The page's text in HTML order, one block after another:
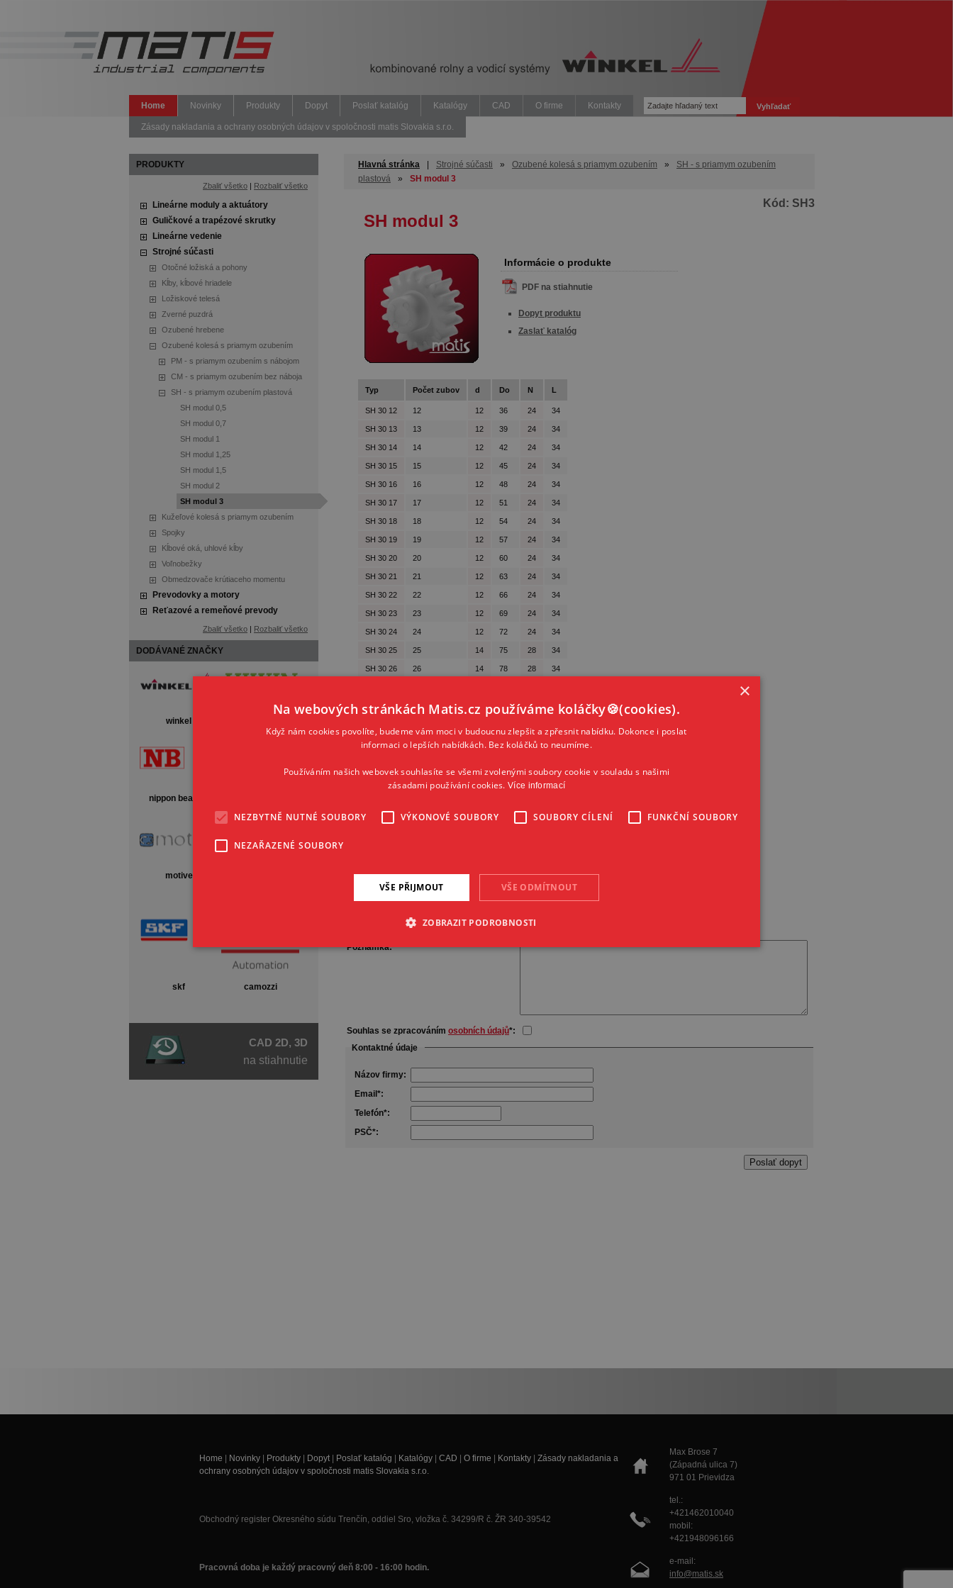
Home Novinky Produkty Dopyt Poslať katalóg Katalógy CAD O firme Kontakty
Zásady nakladania a ochrany osobných údajov v spoločnosti matis Slovakia s.r.o.
PRODUKTY
Zbaliť všetko | Rozbaliť všetko
Lineárne moduly a aktuátory
Guličkové a trapézové skrutky
Lineárne vedenie
Strojné súčasti
Otočné ložiská a pohony
Kĺby, kĺbové hriadele
Ložiskové telesá
Zverné puzdrá
Ozubené hrebene
Ozubené kolesá s priamym ozubením
PM - s priamym ozubením s nábojom
CM - s priamym ozubením bez náboja
SH - s priamym ozubením plastová
SH modul 0,5
SH modul 0,7
SH modul 1
SH modul 1,25
SH modul 1,5
SH modul 2
SH modul 3
Kužeľové kolesá s priamym ozubením
Spojky
Kĺbové oká, uhlové kĺby
Voľnobežky
Obmedzovače krútiaceho momentu
Prevodovky a motory
Reťazové a remeňové prevody
Zbaliť všetko | Rozbaliť všetko
DODÁVANÉ ZNAČKY
winkel
nippon bearing
motive
skf camozzi
CAD 2D, 3D
na stiahnutie
Hlavná stránka | Strojné súčasti » Ozubené kolesá s priamym ozubením »
SH - s priamym ozubením
plastová
» SH modul 3
Kód: SH3
SH modul 3
Informácie o produkte
PDF na stiahnutie
Dopyt produktu
Zaslať katalóg
Typ Počet zubov d Do N L
SH 30 12 12 12 36 24 34
SH 30 13 13 12 39 24 34
SH 30 14 14 12 42 24 34
SH 30 15 15 12 45 24 34
SH 30 16 16 12 48 24 34
SH 30 17 17 12 51 24 34
SH 30 18 18 12 54 24 34
SH 30 19 19 12 57 24 34
SH 30 20 20 12 60 24 34
SH 30 21 21 12 63 24 34
SH 30 22 22 12 66 24 34
SH 30 23 23 12 69 24 34
SH 30 24 24 12 72 24 34
SH 30 25 25 14 75 28 34
SH 30 26 26 14 78 28 34
SH 30 28 28 14 84 28 34
SH 30 32 32 16 96 32 34
105 34
SH 30 40 40 16 32 34
Názov produktu*:
Poznámka:
Souhlas se zpracováním osobních údajů*:
Kontaktné údaje
Názov firmy:
Email*:
Telefón*:
PSČ*:
Home Novinky Produkty Dopyt| Poslať katalóg Katalógy CAD O firme Kontakty
Zásady nakladania a
ochrany osobných údajov v spoločnosti matis Slovakia s.r.o.
Max Brose 7
(Západná ulica 7)
971 01 Prievidza
Obchodný register Okresného súdu Trenčín, oddiel Sro, vložka č. 34299/R č. ŽR 340-39542
tel.:
+421462010040
mobil:
+421948096166
Pracovná doba je každý pracovný deň 8:00 - 16:00 hodin.
e-mail:
info@matis.sk
×
Na webových stránkách Matis.cz používáme koláčky🍪(cookies).
Když nám cookies povolíte, budeme vám moci v budoucnu zlepšit a zpřesnit nabídku. Dokonce i poslat
informaci o lepších nabídkách. Bez koláčků to neumíme.
Používáním našich webovek souhlasíte se všemi zvolenými soubory cookie v souladu s našimi
zásadami používání cookies.Více informací
NEZBYTNĚ NUTNÉ SOUBORY VÝKONOVÉ SOUBORY SOUBORY CÍLENÍ FUNKČNÍ SOUBORY
NEZAŘAZENÉ SOUBORY
VŠE PŘIJMOUT VŠE ODMÍTNOUT
ZOBRAZIT PODROBNOSTI